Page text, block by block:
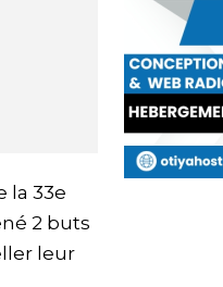
la 33e
2 buts
leur